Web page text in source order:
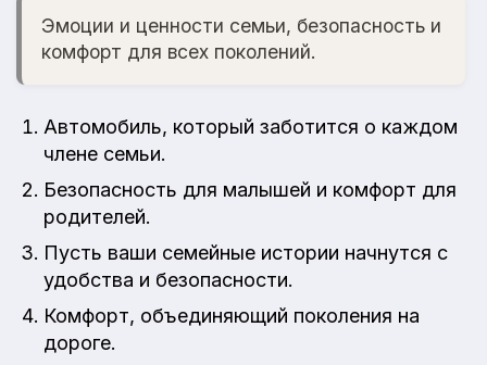
Эмоции и ценности семьи, безопасность и
комфорт для всех поколений.
Автомобиль, который заботится о каждом
члене семьи.
Безопасность для малышей и комфорт для
родителей.
Пусть ваши семейные истории начнутся с
удобства и безопасности.
Комфорт, объединяющий поколения на
дороге.